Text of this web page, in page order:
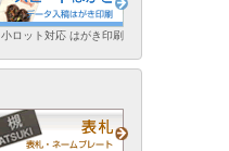
小ロット対応 はがき印刷